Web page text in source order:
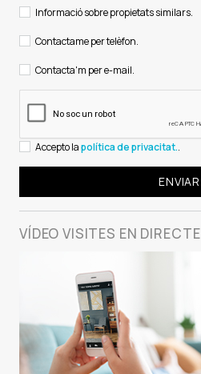
Informació sobre propietats similars.
Contactame per telèfon.
Contacta'm per e-mail.
Accepto lapolítica de privacitat..
VÍDEO VISITES EN DIRECTE